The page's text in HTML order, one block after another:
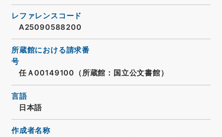
レファレンスコード
A25090588200
所蔵館における請求番
号
任Ａ00149100（所蔵館：国立公文書館）
言語
日本語
作成者名称